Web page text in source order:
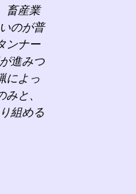
畜産業
のが普
ンナー
進みつ
によっ
と、
組める